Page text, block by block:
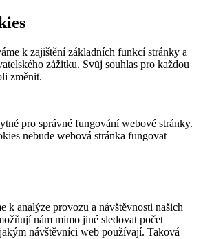
k zajištění základních funkcí stránky a
zážitku. Svůj souhlas pro každou
změnit.
pro správné fungování webové stránky.
nebude webová stránka fungovat
k analýze provozu a návštěvnosti našich
nám mimo jiné sledovat počet
návštěvníci web používají. Taková